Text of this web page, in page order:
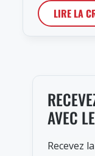
LIRE LA
AVEC
Recevez